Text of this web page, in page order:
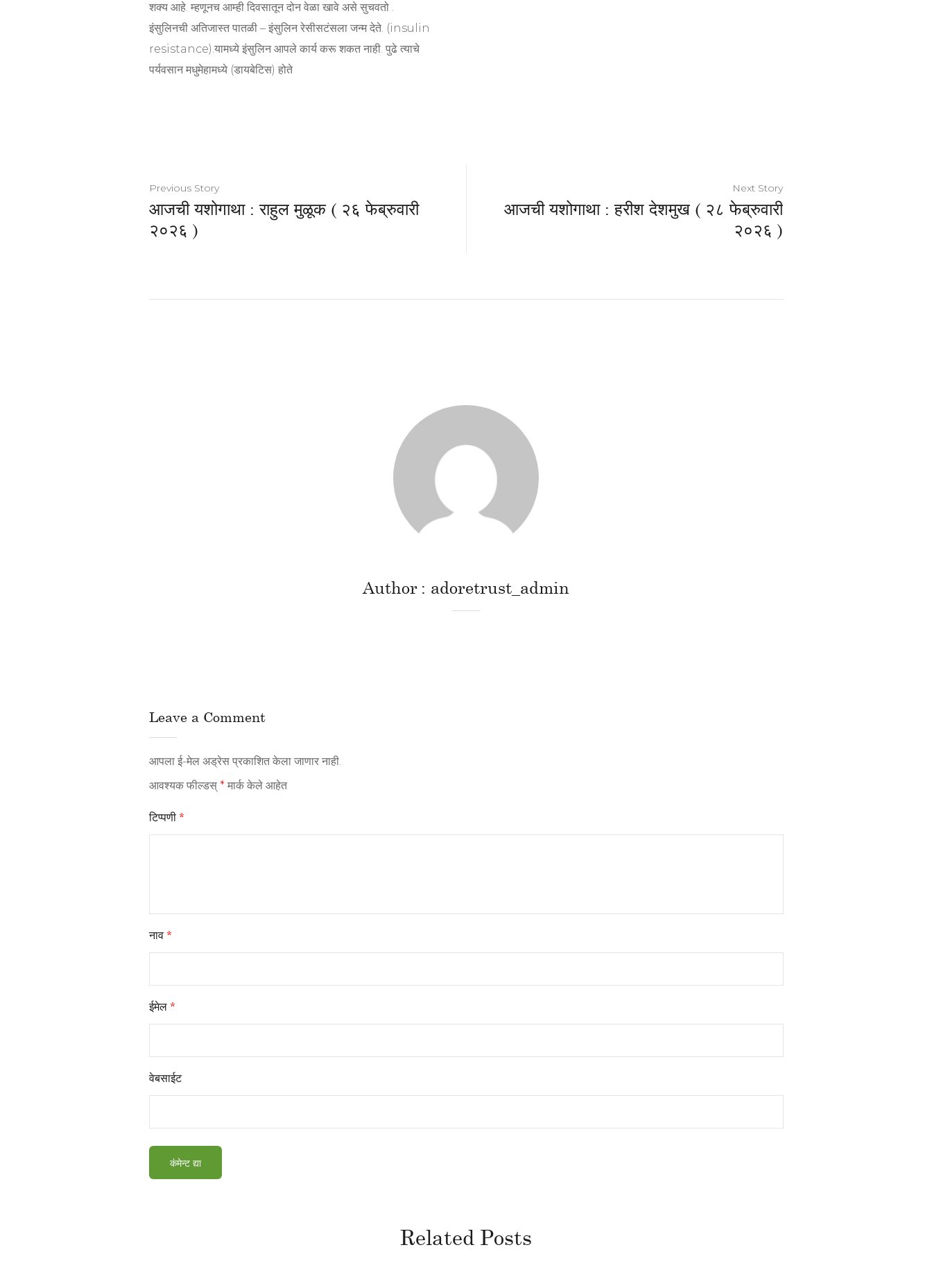
शक्य आहे. म्हणूनच आम्ही दिवसातून दोन वेळा खावे असे सुचवतो .
इंसुलिनची अतिजास्त पातळी – इंसुलिन रेसीसटंसला जन्म देते. (insulin
resistance).यामध्ये इंसुलिन आपले कार्य करू शकत नाही. पुढे त्याचे
पर्यवसान मधुमेहामध्ये (डायबेटिस) होते
Previous Story
आजची यशोगाथा : राहुल मुळूक ( २६ फेब्रुवारी
२०२६ )
Next Story
आजची यशोगाथा : हरीश देशमुख ( २८ फेब्रुवारी
२०२६ )
Author adoretrust_admin
Leave a Comment
आपला ई-मेल अड्रेस प्रकाशित केला जाणार नाही.
आवश्यक फील्डस् * मार्क केले आहेत
टिप्पणी *
नाव *
ईमेल *
वेबसाईट
Related Posts